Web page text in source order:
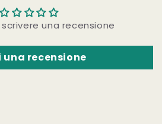
una recensione
una recensione